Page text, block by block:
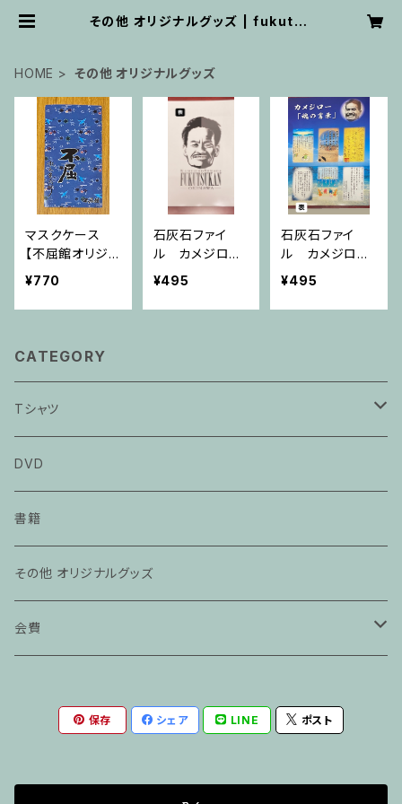
その他 オリジナルグッズ | fukutsu
HOME その他 オリジナルグッズ
マスクケース
【不屈館オリジナ
ル】
¥770
石灰石ファイ
ル カメジロー
顔【不屈館オリ
¥495
石灰石ファイ
ル カメジロー
名言入り【不屈
¥495
CATEGORY
Tシャツ
カメジローTシャツ
辺野古 不屈Tシャツ
DVD
書籍
その他 オリジナルグッズ
会費
維持会員
保存 シェア LINE ポスト